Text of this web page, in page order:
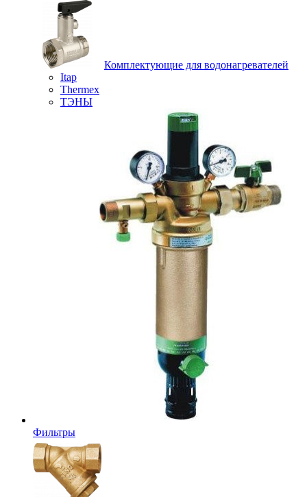
Комплектующие для водонагревателей
Itap
Thermex
ТЭНЫ
Фильтры